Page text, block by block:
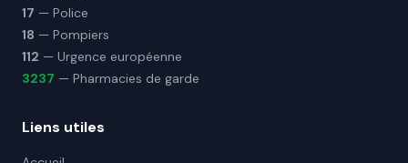
17 — Police
18 — Pompiers
112 — Urgence européenne
3237 — Pharmacies de garde
Liens utiles